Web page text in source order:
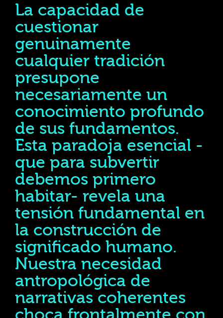
La capacidad de
cuestionar
genuinamente
cualquier tradición
presupone
necesariamente un
conocimiento profundo
de sus fundamentos.
Esta paradoja esencial -
que para subvertir
debemos primero
habitar- revela una
tensión fundamental en
la construcción de
significado humano.
Nuestra necesidad
antropológica de
narrativas coherentes